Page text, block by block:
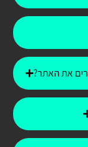
את האתר?